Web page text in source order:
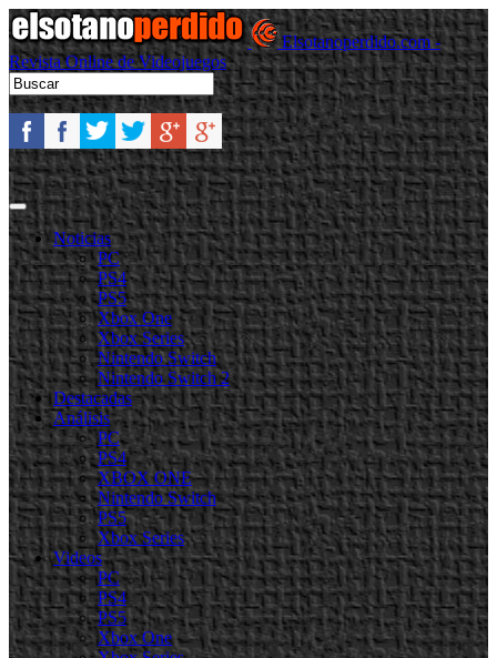
Elsotanoperdido.com -
Revista Online de Videojuegos
Noticias
PC
PS4
PS5
Xbox One
Xbox Series
Nintendo Switch
Nintendo Switch 2
Destacadas
Análisis
PC
PS4
XBOX ONE
Nintendo Switch
PS5
Xbox Series
Videos
PC
PS4
PS5
Xbox One